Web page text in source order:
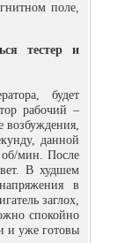
поле,
тестер и
будет
рабочий –
возбуждения,
данной
об/мин. После
В худшем
в
заглох,
спокойно
и уже готовы